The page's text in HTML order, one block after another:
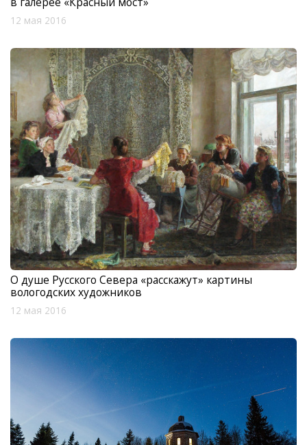
12 мая 2016
О душе Русского Севера «расскажут» картины
вологодских художников
12 мая 2016